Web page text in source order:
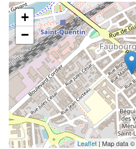
+
−
Leaflet| Map data ©